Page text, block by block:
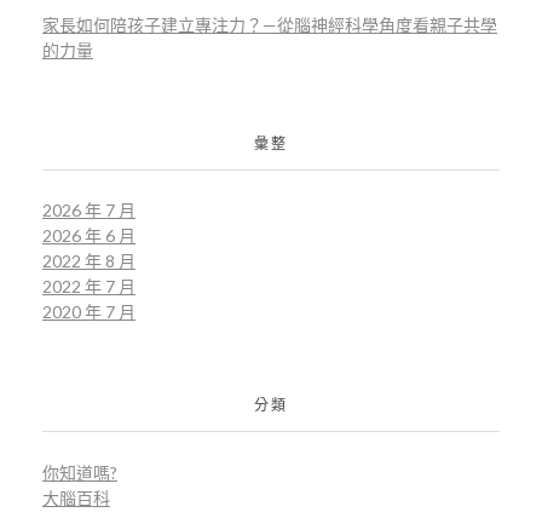
家長如何陪孩子建立專注力？—從腦神經科學角度看親子共學
的力量
彙整
2026 年 7 月
2026 年 6 月
2022 年 8 月
2022 年 7 月
2020 年 7 月
分類
你知道嗎?
大腦百科